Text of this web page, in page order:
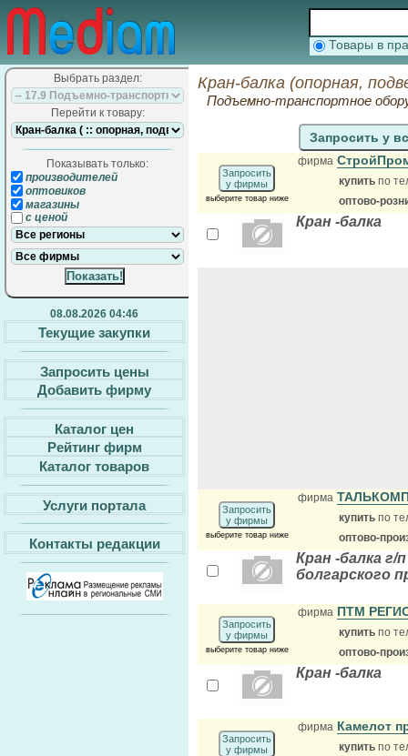
Товары в
Выбрать раздел:
Перейти к товару:
Показывать только:
производителей
оптовиков
магазины
с ценой
08.08.2026 04:46
Текущие закупки
Запросить цены
Добавить фирму
Каталог цен
Рейтинг фирм
Каталог товаров
Услуги портала
Контакты редакции
Кран-балка (опорная,
Подъемно-транспортное
Запросить у
Запросить
у фирмы
выберите товар ниже
фирма
купить по
оптово-
Кран -балка
Запросить
у фирмы
выберите товар ниже
фирма
купить по
оптово-
Кран -балка
болгарского
Запросить
у фирмы
выберите товар ниже
фирма ПТМ
купить по
оптово-
Кран -балка
Запросить
у фирмы
фирма Камелот
купить по